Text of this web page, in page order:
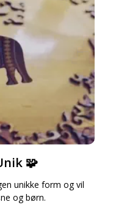
🧩
unikke form og vil
og børn.